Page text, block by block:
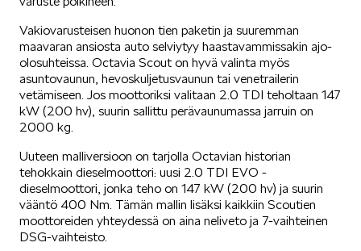
KOEAJOSSA
Vakiovarusteisen huonon tien paketin ja suuremman
maavaran ansiosta auto selviytyy haastavammissakin ajo-
olosuhteissa. Octavia Scout on hyvä valinta myös
asuntovaunun, hevoskuljetusvaunun tai venetrailerin
vetämiseen. Jos moottoriksi valitaan 2.0 TDI teholtaan 147
kW (200 hv), suurin sallittu perävaunumassa jarruin on
2000 kg.
Uuteen malliversioon on tarjolla Octavian historian
tehokkain dieselmoottori: uusi 2.0 TDI EVO -
dieselmoottori, jonka teho on 147 kW (200 hv) ja suurin
vääntö 400 Nm. Tämän mallin lisäksi kaikkiin Scoutien
moottoreiden yhteydessä on aina neliveto ja 7-vaihteinen
DSG-vaihteisto.